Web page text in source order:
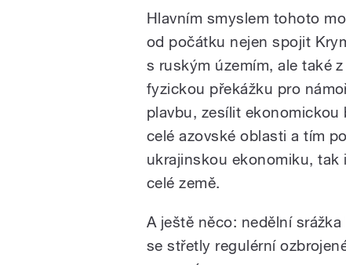
Hlavním smyslem tohoto
od počátku nejen spojit
s ruským územím, ale také
fyzickou překážku pro
plavbu, zesílit ekonomickou
celé azovské oblasti a tím
ukrajinskou ekonomiku, tak
celé země.
A ještě něco: nedělní
se střetly regulérní